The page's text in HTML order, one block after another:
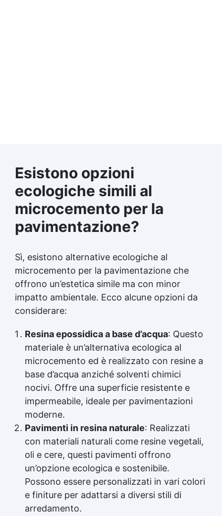
Esistono opzioni
ecologiche simili al
microcemento per la
pavimentazione?
Sì, esistono alternative ecologiche al
microcemento per la pavimentazione che
offrono un’estetica simile ma con minor
impatto ambientale. Ecco alcune opzioni da
considerare:
Resina epossidica a base d’acqua: Questo
materiale è un’alternativa ecologica al
microcemento ed è realizzato con resine a
base d’acqua anziché solventi chimici
nocivi. Offre una superficie resistente e
impermeabile, ideale per pavimentazioni
moderne.
Pavimenti in resina naturale: Realizzati
con materiali naturali come resine vegetali,
oli e cere, questi pavimenti offrono
un’opzione ecologica e sostenibile.
Possono essere personalizzati in vari colori
e finiture per adattarsi a diversi stili di
arredamento.